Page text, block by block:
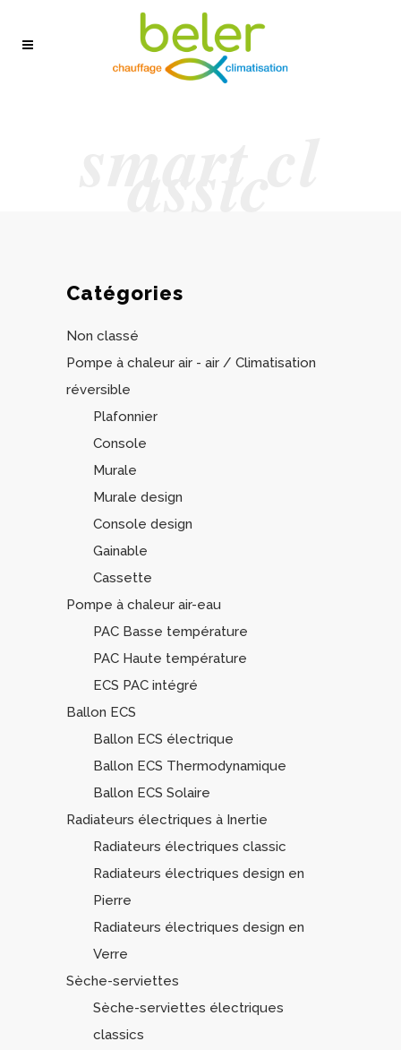
Catégories
Non classé
Pompe à chaleur air - air / Climatisation
réversible
Plafonnier
Console
Murale
Murale design
Console design
Gainable
Cassette
Pompe à chaleur air-eau
PAC Basse température
PAC Haute température
ECS PAC intégré
Ballon ECS
Ballon ECS électrique
Ballon ECS Thermodynamique
Ballon ECS Solaire
Radiateurs électriques à Inertie
Radiateurs électriques classic
Radiateurs électriques design en
Pierre
Radiateurs électriques design en
Verre
Sèche-serviettes
Sèche-serviettes électriques
classics